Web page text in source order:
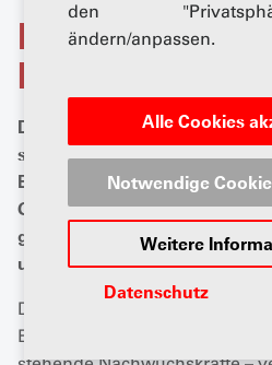
den
ändern/anpassen.
Alle Cookies
Notwendige
Weitere
Datenschutz
Die
Mitglieder
Das Schweizer Autogewerbe
strukturiert: 1927 gegründet,
Branchen- und Berufsverband
Garagisten, dem rund 4000
grössere Unternehmen,
unabhängige Betriebe
Die insgesamt 39'000
Betrieben – davon 9000 in der